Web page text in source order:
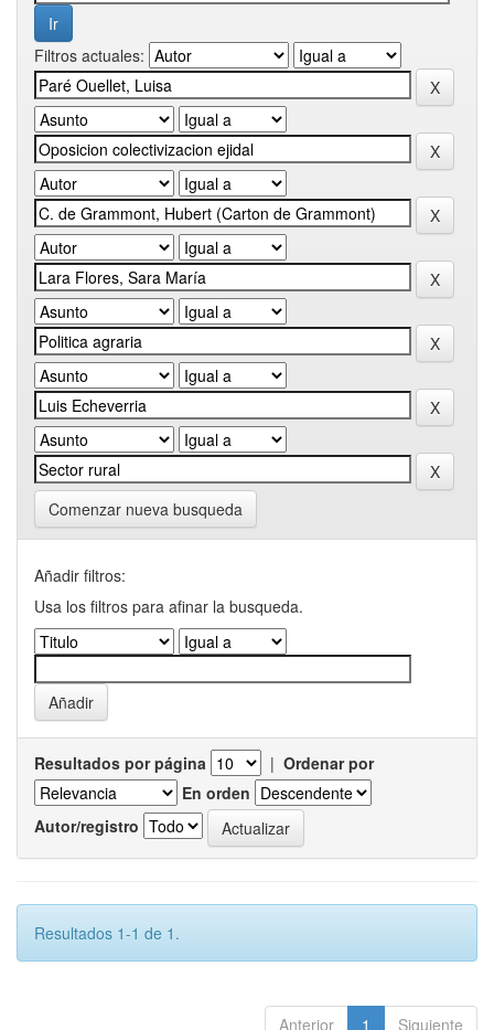
Filtros actuales:
Comenzar nueva busqueda
Añadir filtros:
Usa los filtros para afinar la busqueda.
Resultados por página | Ordenar por
En orden
Autor/registro
Resultados 1-1 de 1.
Anterior 1 Siguiente